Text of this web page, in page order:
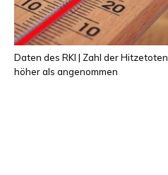
Daten des RKI | Zahl der Hitzetoten
höher als angenommen